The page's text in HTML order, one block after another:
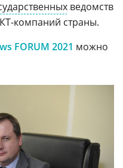
ведомств
компаний страны.
FORUM 2021 можно